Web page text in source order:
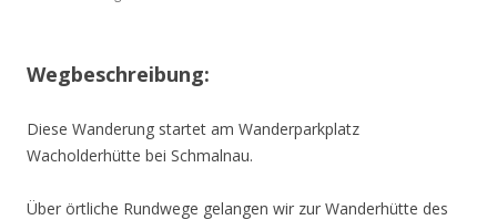
Wegbeschreibung:
Diese Wanderung startet am Wanderparkplatz
Wacholderhütte bei Schmalnau.
Über örtliche Rundwege gelangen wir zur Wanderhütte des